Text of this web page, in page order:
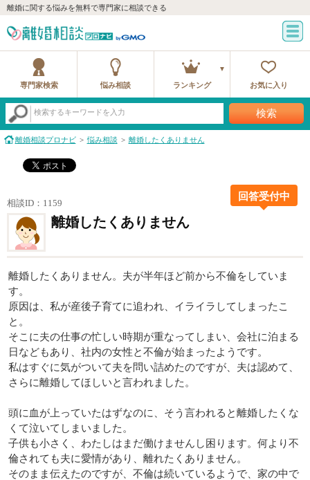
離婚に関する悩みを無料で専門家に相談できる
専門家検索 悩み相談 ランキング お気に入り
検索するキーワードを入力 検索
離婚相談プロナビ 悩み相談 離婚したくありません
相談ID：1159
回答受付中
離婚したくありません
離婚したくありません。夫が半年ほど前から不倫をしていま
す。
原因は、私が産後子育てに追われ、イライラしてしまったこ
と。
そこに夫の仕事の忙しい時期が重なってしまい、会社に泊まる
日などもあり、社内の女性と不倫が始まったようです。
私はすぐに気がついて夫を問い詰めたのですが、夫は認めて、
さらに離婚してほしいと言われました。
頭に血が上っていたはずなのに、そう言われると離婚したくな
くて泣いてしまいました。
子供も小さく、わたしはまだ働けませんし困ります。何より不
倫されても夫に愛情があり、離れたくありません。
そのまま伝えたのですが、不倫は続いているようで、家の中で